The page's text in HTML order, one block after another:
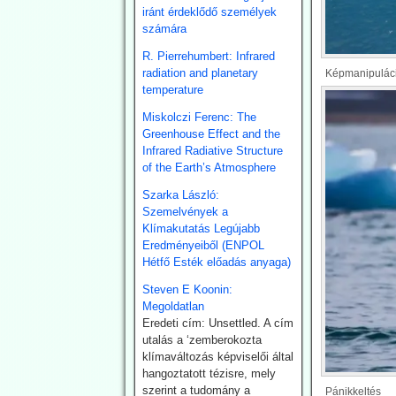
Pánikkeltés
nyilvánvalóan több ezer
napelem lángokban állt. A
tűz már az előző nap
Noragugume közelében
keletkezett.
Henrik Svensmark
nemzetközi hírű
légkörkutatót
elbocsátotta
egyeteme állásából
- feltehetően a
klímapánikkeltést
cáfoló eredményei
miatt.
A Dániai Műszaki Egyetem
(DTU) fölmondott
Svensmarknak.
Svensmark neve
összeforrott a kozmikus
iránt érdeklődő személyek
számára
R. Pierrehumbert: Infrared
radiation and planetary
temperature
Miskolczi Ferenc: The
Greenhouse Effect and the
Infrared Radiative Structure
of the Earth’s Atmosphere
Szarka László:
Szemelvények a
Klímakutatás Legújabb
Eredményeiből (ENPOL
Hétfő Esték előadás anyaga)
Steven E Koonin:
Megoldatlan
Eredeti cím: Unsettled. A cím
utalás a ‘zemberokozta
klímaváltozás képviselői által
hangoztatott tézisre, mely
szerint a tudomány a